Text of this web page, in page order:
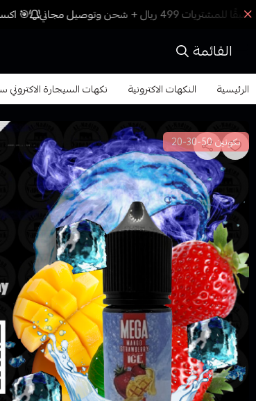
🎯
القائمة
الرئيسية النكهات الاكترونية نكهات السيجارة
نكوتين 50-30-20